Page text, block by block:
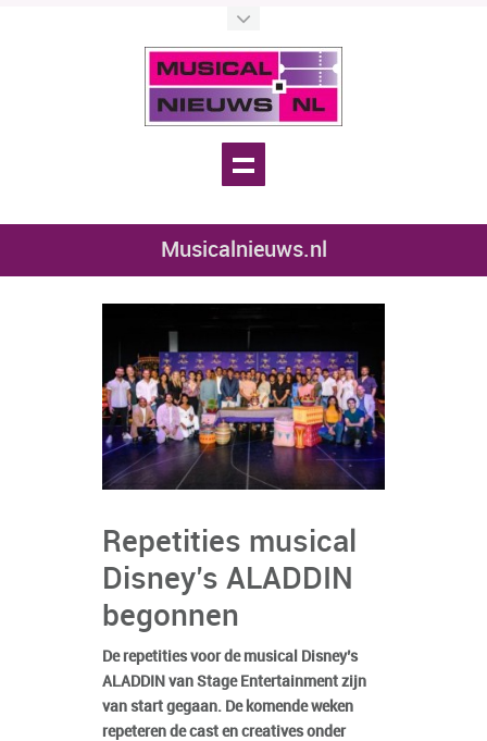
Musicalnieuws.nl
Repetities musical
Disney’s ALADDIN
begonnen
De repetities voor de musical Disney’s
ALADDIN van Stage Entertainment zijn
van start gegaan. De komende weken
repeteren de cast en creatives onder